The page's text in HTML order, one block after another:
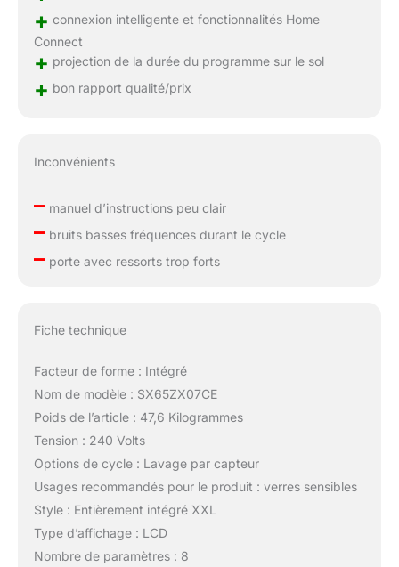
+ connexion intelligente et fonctionnalités Home
Connect
+ projection de la durée du programme sur le sol
+ bon rapport qualité/prix
Inconvénients
–manuel d’instructions peu clair
–bruits basses fréquences durant le cycle
–porte avec ressorts trop forts
Fiche technique
Facteur de forme : Intégré
Nom de modèle : SX65ZX07CE
Poids de l’article : 47,6 Kilogrammes
Tension : 240 Volts
Options de cycle : Lavage par capteur
Usages recommandés pour le produit : verres sensibles
Style : Entièrement intégré XXL
Type d’affichage : LCD
Nombre de paramètres : 8